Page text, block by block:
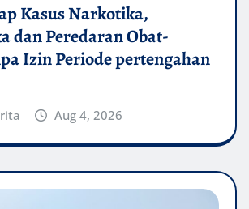
Kasus Narkotika,
dan Peredaran Obat-
Izin Periode pertengahan
Aug 4, 2026